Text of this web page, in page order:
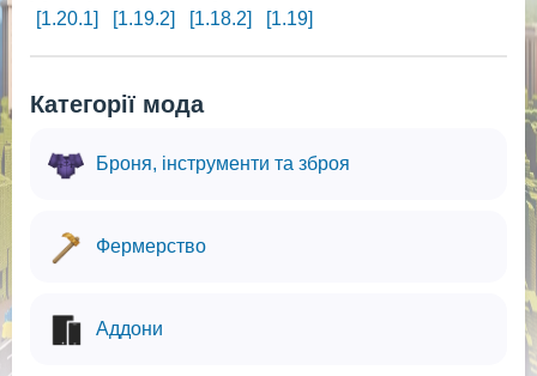
[1.20.1] [1.19.2] [1.18.2] [1.19]
Категорії мода
Броня, інструменти та зброя
Фермерство
Аддони